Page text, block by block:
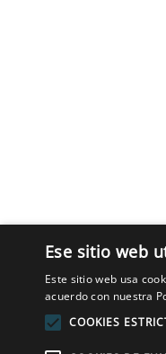
Ese sitio web
Este sitio web usa
acuerdo con nuestra
COOKIES